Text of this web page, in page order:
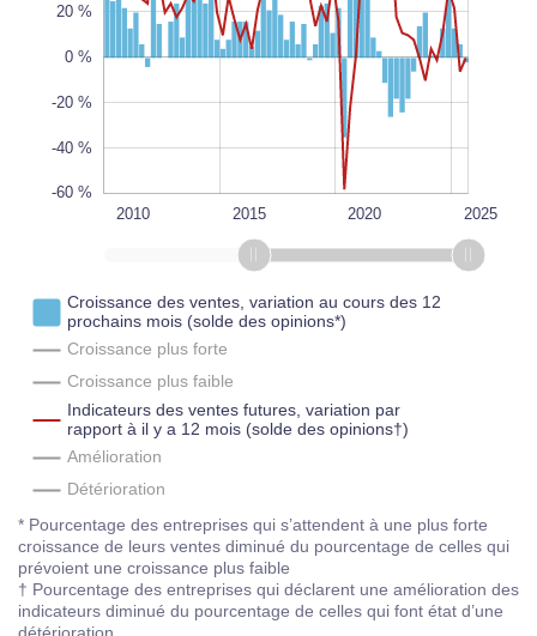
100 %
20 %
0 %
-20 %
-40 %
-60 %
L 2015
2000
2010
2005
1995 2020 2025
2030
100%
Croissance des ventes, variation au cours des 12
prochains mois (solde des opinions*)
Croissance plus forte
Croissance plus faible
Indicateurs des ventes futures, variation par
rapport à il y a 12 mois (solde des opinions†)
Amélioration
Détérioration
* Pourcentage des entreprises qui s’attendent à une plus forte
croissance de leurs ventes diminué du pourcentage de celles qui
prévoient une croissance plus faible
† Pourcentage des entreprises qui déclarent une amélioration des
indicateurs diminué du pourcentage de celles qui font état d’une